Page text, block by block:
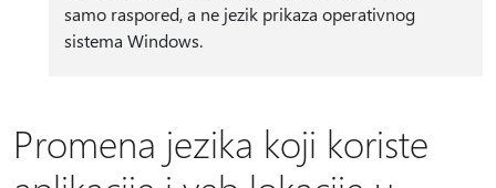
samo raspored, a ne jezik prikaza operativnog
sistema Windows.
Promena jezika koji koriste